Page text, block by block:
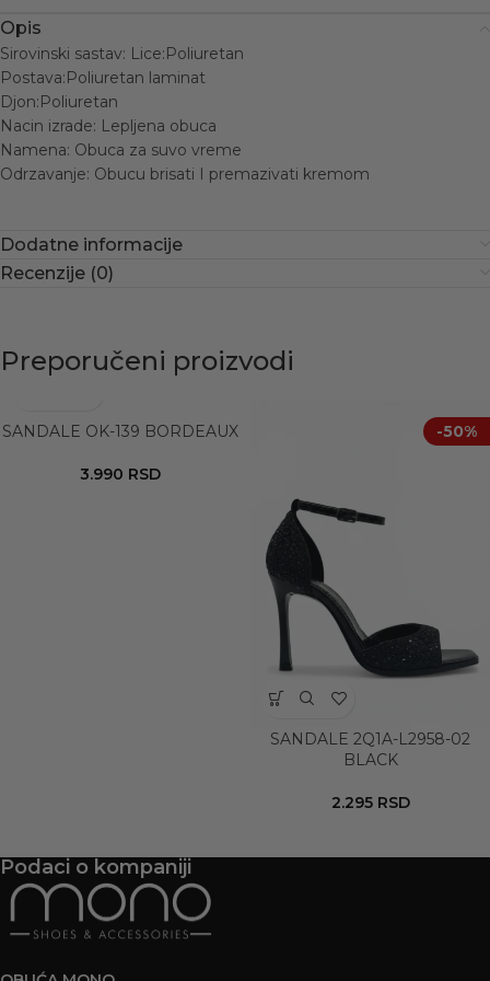
Opis
Sirovinski sastav: Lice:Poliuretan
Postava:Poliuretan laminat
Djon:Poliuretan
Nacin izrade: Lepljena obuca
Namena: Obuca za suvo vreme
Odrzavanje: Obucu brisati I premazivati kremom
Dodatne informacije
Recenzije (0)
Preporučeni proizvodi
SANDALE OK-139 BORDEAUX
3.990 RSD
-50%
SANDALE 2Q1A-L2958-02
BLACK
2.295 RSD
Podaci o kompaniji